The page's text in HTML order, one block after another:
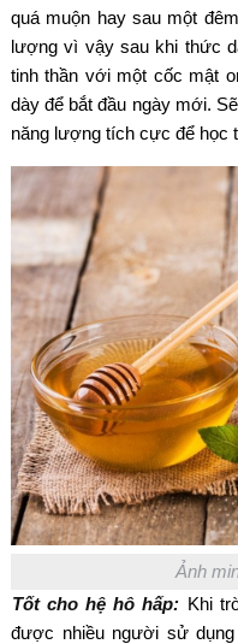
quá muộn hay sau một
lượng vì vậy sau khi thức
tinh thần với một cốc mật
dày để bắt đầu ngày mới.
năng lượng tích cực để học
Ảnh
Tốt cho hệ hô hấp: Khi
được nhiều người sử